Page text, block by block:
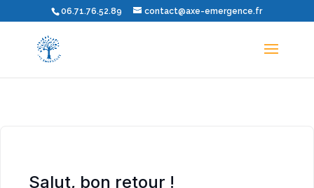
06.71.76.52.89 contact@axe-emergence.fr
Salut, bon retour !